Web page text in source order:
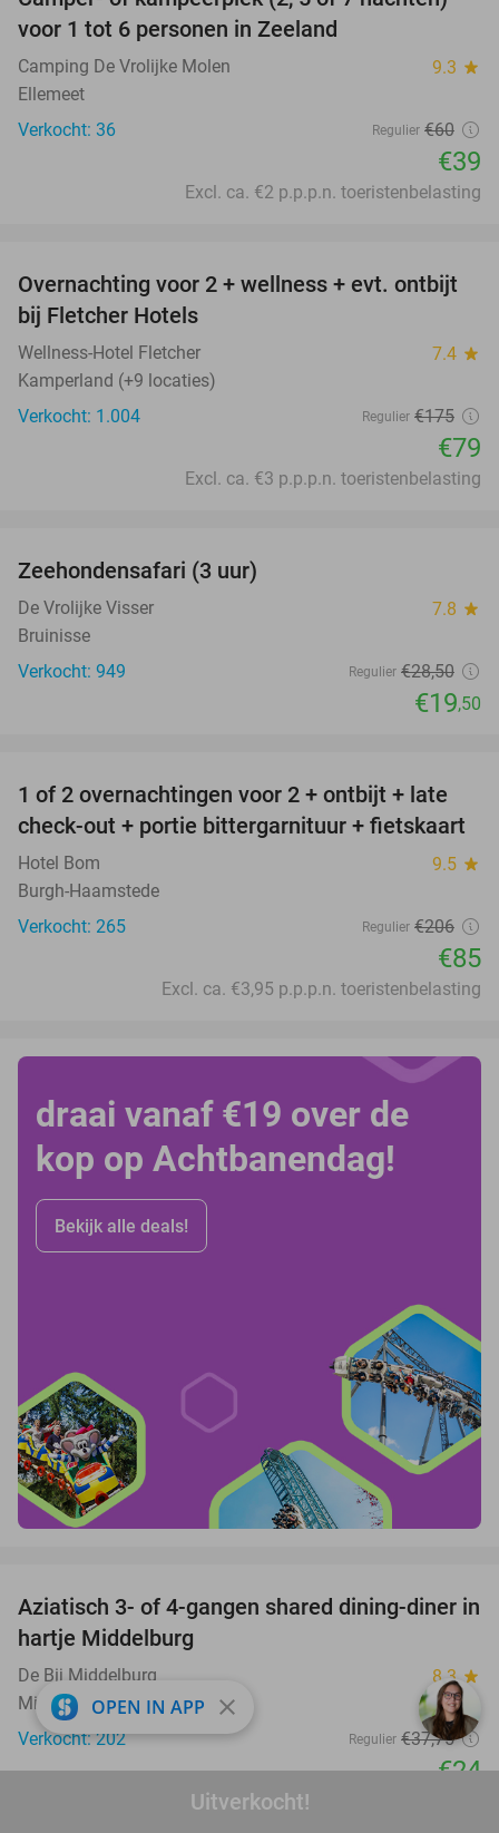
Uitverkocht!
voor 1 tot 6 personen in Zeeland
Camping De Vrolijke Molen 9.3 star
Ellemeet
Verkocht: 36
Regulier €60
€39
Excl. ca. €2 p.p.p.n. toeristenbelasting
55%
Overnachting voor 2 + wellness + evt. ontbijt
bij Fletcher Hotels
Wellness-Hotel Fletcher 7.4 star
Kamperland (+9 locaties)
Verkocht: 1.004
Regulier €175
€79
Excl. ca. €3 p.p.p.n. toeristenbelasting
Zeehondensafari (3 uur)
De Vrolijke Visser 7.8 star
Bruinisse
Verkocht: 949
Regulier €28,50
€19,50
59%
1 of 2 overnachtingen voor 2 + ontbijt + late
check-out + portie bittergarnituur + fietskaart
Hotel Bom 9.5 star
Burgh-Haamstede
Verkocht: 265
Regulier €206
€85
Excl. ca. €3,95 p.p.p.n. toeristenbelasting
draai vanaf €19 over de
kop op Achtbanendag!
Bekijk alle deals!
36%
Aziatisch 3- of 4-gangen shared dining-diner in
hartje Middelburg
De Bij Middelburg 8.3 star
Middelburg
Verkocht: 202
Regulier €37,75
€24
OPEN IN APP close